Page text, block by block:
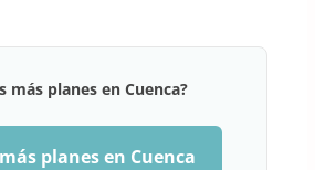
más planes en Cuenca?
planes en Cuenca